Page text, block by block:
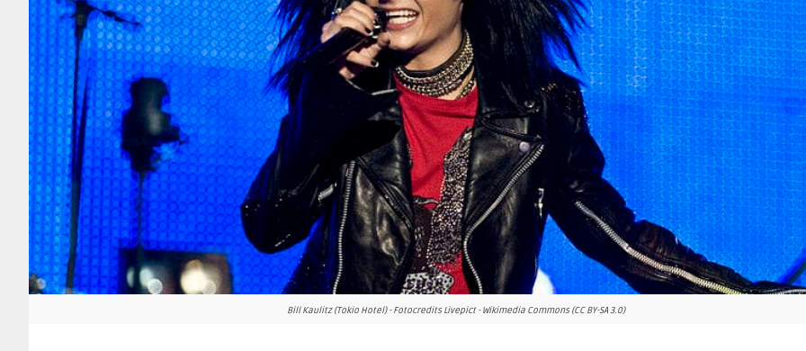
Bill Kaulitz (Tokio Hotel) - Fotocredits Livepict - Wikimedia Commons (CC BY-SA 3.0)